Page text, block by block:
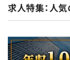
CI/CD: GitHub
インフラ環境:
保険）
※関東ITソフト
求人特集：人